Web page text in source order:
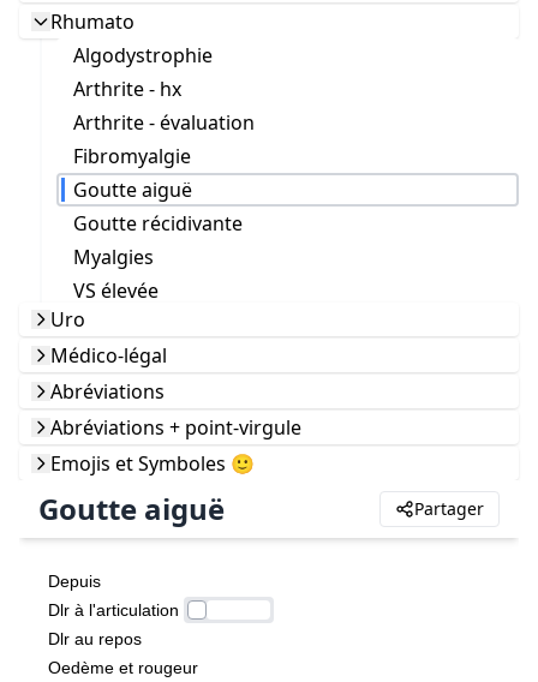
Rhumato
Algodystrophie
Arthrite - hx
Arthrite - évaluation
Fibromyalgie
Goutte aiguë
Goutte récidivante
Myalgies
VS élevée
Uro
Médico-légal
Abréviations
Abréviations + point-virgule
Emojis et Symboles 🙂
Goutte aiguë Partager
Depuis
Dlr à l'articulation
Dlr au repos
Oedème et rougeur